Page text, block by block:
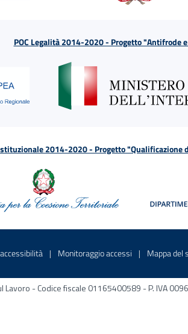
POC Legalità 2014-2020 - Progetto "Antifrode
2014-2020 - Progetto "Qualificazione
una nuova finestraSito interno - Apre in una nuova finestra
Monitoraggio accessi Sito interno -
Mappa del
- Codice fiscale 01165400589 - P. IVA